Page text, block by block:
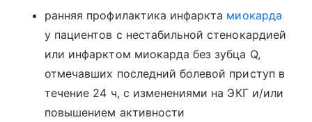
ранняя профилактика инфаркта миокарда
у пациентов с нестабильной стенокардией
или инфарктом миокарда без зубца Q,
отмечавших последний болевой приступ в
течение 24 ч, с изменениями на ЭКГ и/или
повышением активности